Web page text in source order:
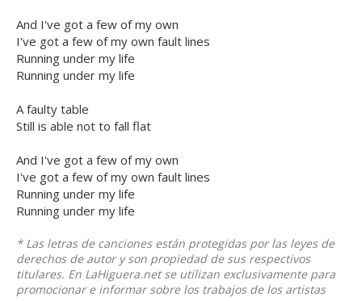
And I've got a few of my own
I've got a few of my own fault lines
Running under my life
Running under my life
A faulty table
Still is able not to fall flat
And I've got a few of my own
I've got a few of my own fault lines
Running under my life
Running under my life
* Las letras de canciones están protegidas por las leyes de
derechos de autor y son propiedad de sus respectivos
titulares. En LaHiguera.net se utilizan exclusivamente para
promocionar e informar sobre los trabajos de los artistas